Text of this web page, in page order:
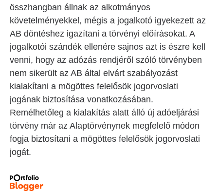
összhangban állnak az alkotmányos
követelményekkel, mégis a jogalkotó igyekezett az
AB döntéshez igazítani a törvényi előírásokat. A
jogalkotói szándék ellenére sajnos azt is észre kell
venni, hogy az adózás rendjéről szóló törvényben
nem sikerült az AB által elvárt szabályozást
kialakítani a mögöttes felelősök jogorvoslati
jogának biztosítása vonatkozásában.
Remélhetőleg a kialakítás alatt álló új adóeljárási
törvény már az Alaptörvénynek megfelelő módon
fogja biztosítani a mögöttes felelősök jogorvoslati
jogát.